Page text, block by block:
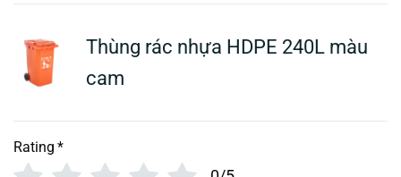
Thùng rác nhựa HDPE 240L màu
cam
Rating *